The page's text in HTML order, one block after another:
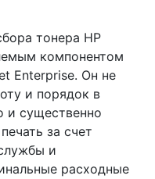
тонера HP
компонентом
Enterprise. Он не
и порядок в
и существенно
за счет
и
расходные